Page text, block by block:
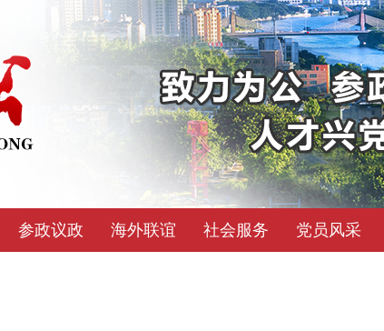
参政议政 海外联谊 社会服务 党员风采